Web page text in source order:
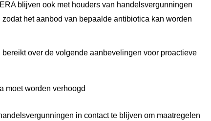
blijven ook met houders van handelsvergunningen
het aanbod van bepaalde antibiotica kan worden
over de volgende aanbevelingen voor proactieve
moet worden verhoogd
in contact te blijven om maatregelen